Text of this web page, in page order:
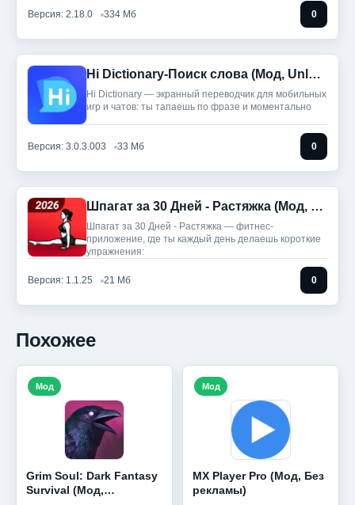
Версия: 2.18.0 334 Мб 0
Hi Dictionary-Поиск слова (Мод, Unlocked)
Hi Dictionary — экранный переводчик для мобильных
игр и чатов: ты тапaешь по фразе и моментально
Версия: 3.0.3.003 33 Мб 0
Шпагат за 30 Дней - Растяжка (Мод, Premium Unlocked)
Шпагат за 30 Дней - Растяжка — фитнес-
приложение, где ты каждый день делаешь короткие
упражнения:
Версия: 1.1.25 21 Мб 0
Похожее
Grim Soul: Dark Fantasy
Survival (Мод,
Мод
MX Player Pro (Мод, Без
рекламы)
Мод